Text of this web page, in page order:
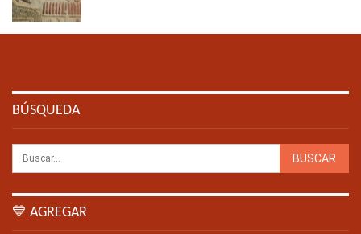
BÚSQUEDA
💙 AGREGAR